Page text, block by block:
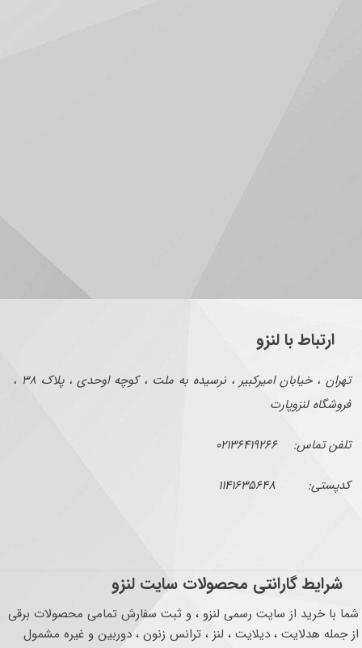
ارتباط با لنزو
تهران ، خیابان امیرکبیر ، نرسیده به ملت ، کوچه اوحدی ، پلاک ۳۸ ،
فروشگاه لنزوپارت
تلفن تماس: ۰۲۱۳۶۴۱۹۲۶۶
کدپستی: ۱۱۴۱۶۳۵۶۴۸
شرایط گارانتی محصولات سایت لنزو
شما با خرید از سایت رسمی لنزو ، و ثبت سفارش تمامی محصولات برقی
از جمله هدلایت ، دیلایت ، لنز ، ترانس زنون ، دوربین و غیره مشمول